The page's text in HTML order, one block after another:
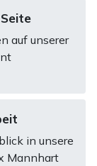
auf unserer
in unsere
Mannhart